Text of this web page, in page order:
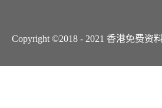
Copyright ©2018 - 2021 香港免费资